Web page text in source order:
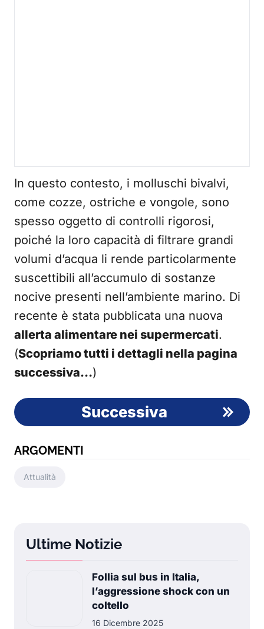
In questo contesto, i molluschi bivalvi,
come cozze, ostriche e vongole, sono
spesso oggetto di controlli rigorosi,
poiché la loro capacità di filtrare grandi
volumi d’acqua li rende particolarmente
suscettibili all’accumulo di sostanze
nocive presenti nell’ambiente marino. Di
recente è stata pubblicata una nuova
allerta alimentare nei supermercati.
(Scopriamo tutti i dettagli nella pagina
successiva…)
Successiva
ARGOMENTI
Attualità
Ultime Notizie
Follia sul bus in Italia,
l’aggressione shock con un
coltello
16 Dicembre 2025